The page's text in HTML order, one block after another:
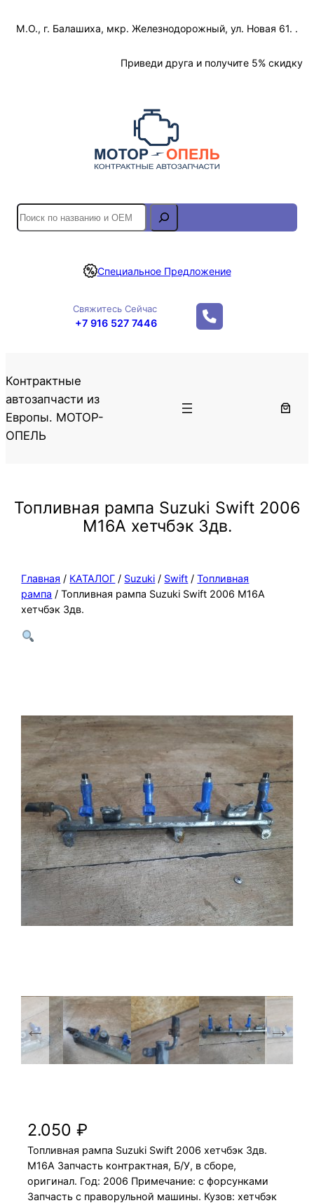
М.О., г. Балашиха, мкр. Железнодорожный, ул. Новая 61. .
Приведи друга и получите 5% скидку
S
e
r
Специальное Предложение
Свяжитесь Сейчас
+7 916 527 7446
Контрактные
автозапчасти из
Европы. МОТОР-
ОПЕЛЬ
Топливная рампа Suzuki Swift 2006
M16A хетчбэк 3дв.
Главная / КАТАЛОГ / Suzuki / Swift /Топливная
рампа / Топливная рампа Suzuki Swift 2006 M16A
хетчбэк 3дв.
2.050₽
Топливная рампа Suzuki Swift 2006 хетчбэк 3дв.
M16A Запчасть контрактная, Б/У, в сборе,
оригинал. Год: 2006 Примечание: с форсунками
Запчасть с праворульной машины. Кузов: хетчбэк